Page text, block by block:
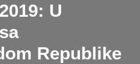
U
Republike